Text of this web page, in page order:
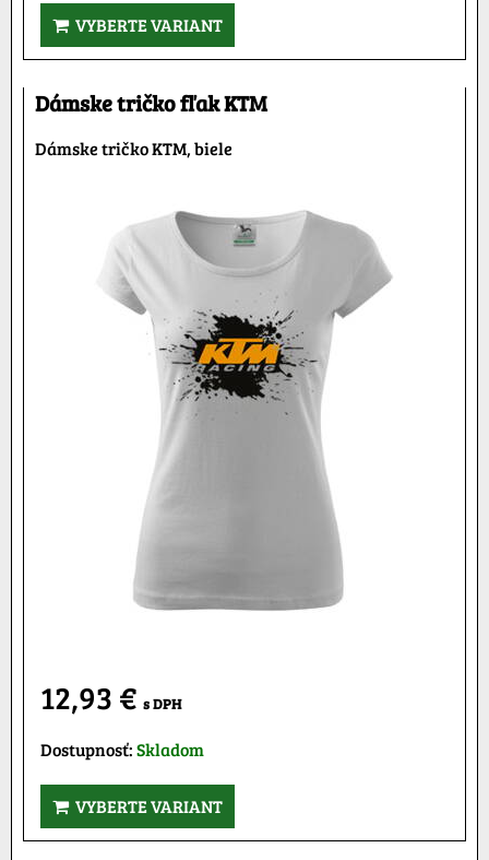
VYBERTE VARIANT
Dámske tričko fľak KTM
Dámske tričko KTM, biele
12,93 € s DPH
Dostupnosť:Skladom
VYBERTE VARIANT